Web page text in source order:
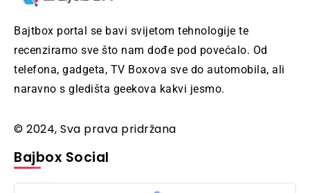
Bajtbox portal se bavi svijetom tehnologije te
recenziramo sve što nam dođe pod povećalo. Od
telefona, gadgeta, TV Boxova sve do automobila, ali
naravno s gledišta geekova kakvi jesmo.
© 2024, Sva prava pridržana
Bajbox Social